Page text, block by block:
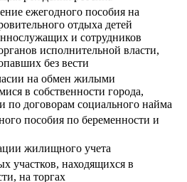
ежегодного пособия на
отдыха детей
и сотрудников
исполнительной власти,
без вести
на обмен жилыми
в собственности города,
договорам социального найма
пособия по беременности и
жилищного учета
участков, находящихся в
на торгах